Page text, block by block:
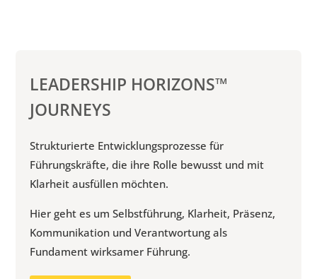
LEADERSHIP HORIZONS™
JOURNEYS
Strukturierte Entwicklungsprozesse für
Führungskräfte, die ihre Rolle bewusst und mit
Klarheit ausfüllen möchten.
Hier geht es um Selbstführung, Klarheit, Präsenz,
Kommunikation und Verant­wortung als
Fundament wirksamer Führung.